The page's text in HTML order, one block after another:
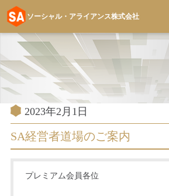
テ
ン
ソーシャル・アライアンス株式会社
投
稿
2023年2月1日
SA経営者道場のご案内
プレミアム会員各位